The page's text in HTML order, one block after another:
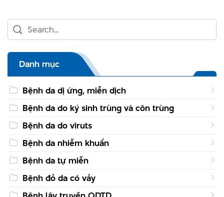
Danh mục
Bệnh da dị ứng, miễn dịch
Bệnh da do ký sinh trùng và côn trùng
Bệnh da do viruts
Bệnh da nhiễm khuẩn
Bệnh da tự miễn
Bệnh đỏ da có vảy